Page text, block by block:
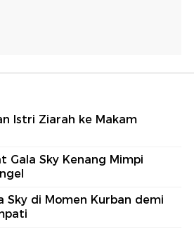
Istri Ziarah ke Makam
Gala Sky Kenang Mimpi
Sky di Momen Kurban demi